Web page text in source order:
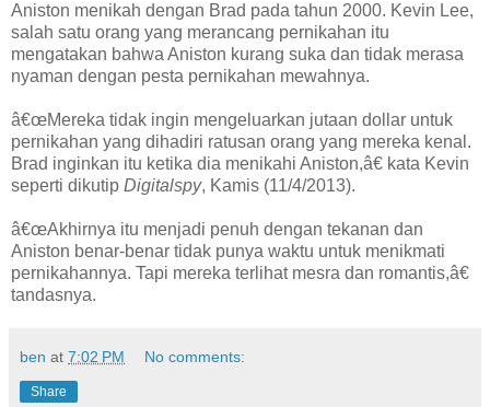
Aniston menikah dengan Brad pada tahun 2000. Kevin Lee,
salah satu orang yang merancang pernikahan itu
mengatakan bahwa Aniston kurang suka dan tidak merasa
nyaman dengan pesta pernikahan mewahnya.
â€œMereka tidak ingin mengeluarkan jutaan dollar untuk
pernikahan yang dihadiri ratusan orang yang mereka kenal.
Brad inginkan itu ketika dia menikahi Aniston,â€ kata Kevin
seperti dikutip Digitalspy, Kamis (11/4/2013).
â€œAkhirnya itu menjadi penuh dengan tekanan dan
Aniston benar-benar tidak punya waktu untuk menikmati
pernikahannya. Tapi mereka terlihat mesra dan romantis,â€
tandasnya.
ben at 7:02 PM No comments:
Share